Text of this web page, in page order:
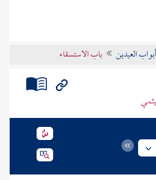
أبواب العيدين باب الاستسقاء